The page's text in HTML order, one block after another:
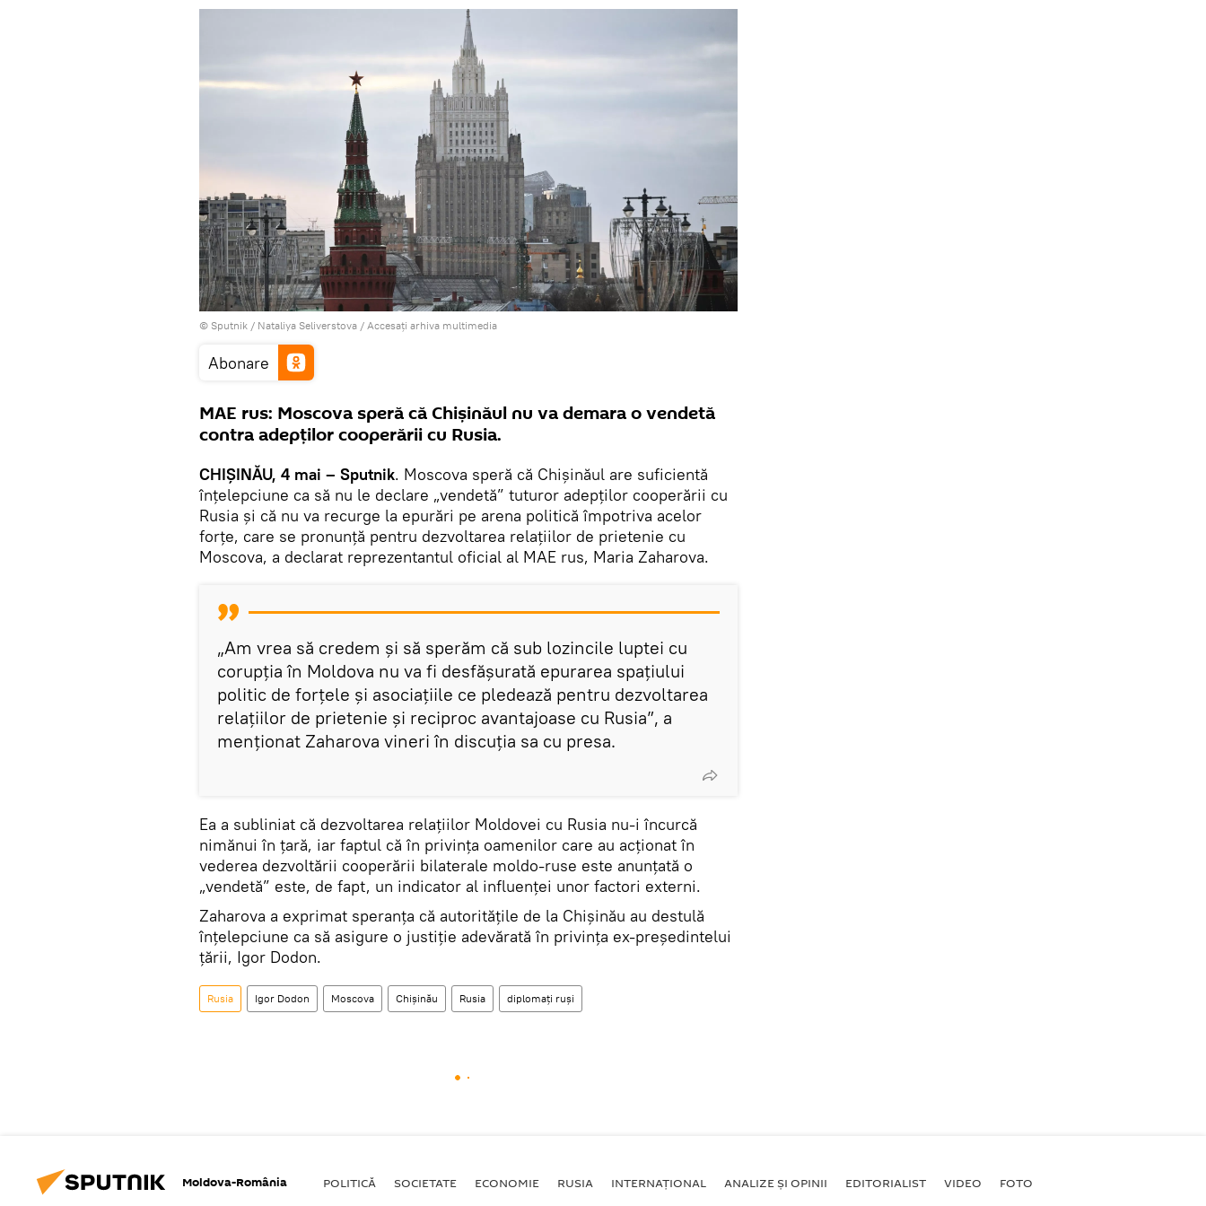
© Sputnik / Nataliya Seliverstova / Accesați arhiva multimedia
Abonare
MAE rus: Moscova speră că Chișinăul nu va demara o vendetă
contra adepților cooperării cu Rusia.
CHIȘINĂU, 4 mai – Sputnik. Moscova speră că Chișinăul are suficientă
înțelepciune ca să nu le declare „vendetă” tuturor adepților cooperării cu
Rusia și că nu va recurge la epurări pe arena politică împotriva acelor
forțe, care se pronunță pentru dezvoltarea relațiilor de prietenie cu
Moscova, a declarat reprezentantul oficial al MAE rus, Maria Zaharova.
„Am vrea să credem și să sperăm că sub lozincile luptei cu
corupția în Moldova nu va fi desfășurată epurarea spațiului
politic de forțele și asociațiile ce pledează pentru dezvoltarea
relațiilor de prietenie și reciproc avantajoase cu Rusia”, a
menționat Zaharova vineri în discuția sa cu presa.
Ea a subliniat că dezvoltarea relațiilor Moldovei cu Rusia nu-i încurcă
nimănui în țară, iar faptul că în privința oamenilor care au acționat în
vederea dezvoltării cooperării bilaterale moldo-ruse este anunțată o
„vendetă” este, de fapt, un indicator al influenței unor factori externi.
Zaharova a exprimat speranța că autoritățile de la Chișinău au destulă
înțelepciune ca să asigure o justiție adevărată în privința ex-președintelui
țării, Igor Dodon.
Rusia Igor Dodon Moscova Chișinău Rusia diplomați ruși
Moldova-România POLITICĂ SOCIETATE ECONOMIE RUSIA INTERNAŢIONAL ANALIZE ȘI OPINII EDITORIALIST VIDEO FOTO